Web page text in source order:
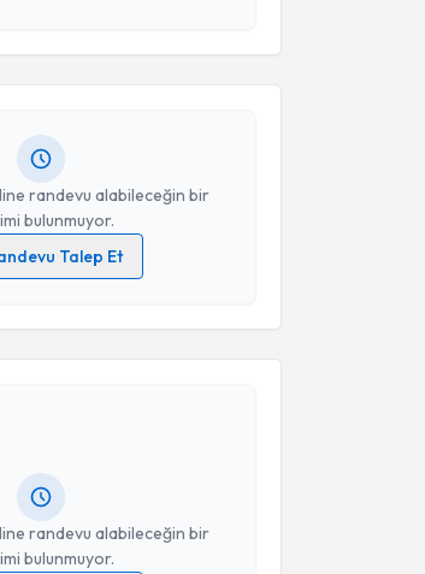
randevu alabileceğin bir
bulunmuyor.
Talep Et
randevu almanız için bir takvim
ilişkinAydınlatma Metni
randevu alabileceğin bir
bulunmuyor.